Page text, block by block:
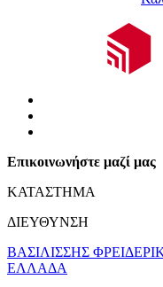
Επικοινωνήστε μαζί μας
ΚΑΤΑΣΤΗΜΑ
ΔΙΕΥΘΥΝΣΗ
ΒΑΣΙΛΙΣΣΗΣ
ΕΛΛΑΔΑ